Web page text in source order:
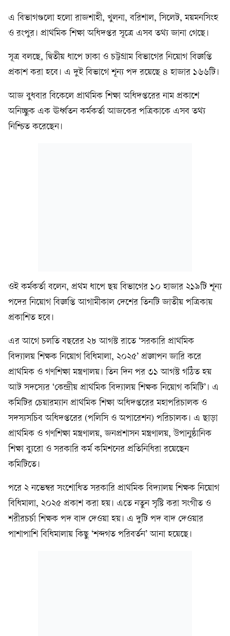
এ বিভাগগুলো হলো রাজশাহী, খুলনা, বরিশাল, সিলেট, ময়মনসিংহ
ও রংপুর। প্রাথমিক শিক্ষা অধিদপ্তর সূত্রে এসব তথ্য জানা গেছে।
সূত্র বলছে, দ্বিতীয় ধাপে ঢাকা ও চট্টগ্রাম বিভাগের নিয়োগ বিজ্ঞপ্তি
প্রকাশ করা হবে। এ দুই বিভাগে শূন্য পদ রয়েছে ৪ হাজার ১৬৬টি।
আজ বুধবার বিকেলে প্রাথমিক শিক্ষা অধিদপ্তরের নাম প্রকাশে
অনিচ্ছুক এক ঊর্ধ্বতন কর্মকর্তা আজকের পত্রিকাকে এসব তথ্য
নিশ্চিত করেছেন।
ওই কর্মকর্তা বলেন, প্রথম ধাপে ছয় বিভাগের ১০ হাজার ২১৯টি শূন্য
পদের নিয়োগ বিজ্ঞপ্তি আগামীকাল দেশের তিনটি জাতীয় পত্রিকায়
প্রকাশিত হবে।
এর আগে চলতি বছরের ২৮ আগস্ট রাতে ‘সরকারি প্রাথমিক
বিদ্যালয় শিক্ষক নিয়োগ বিধিমালা, ২০২৫’ প্রজ্ঞাপন জারি করে
প্রাথমিক ও গণশিক্ষা মন্ত্রণালয়। তিন দিন পর ৩১ আগস্ট গঠিত হয়
আট সদস্যের ‘কেন্দ্রীয় প্রাথমিক বিদ্যালয় শিক্ষক নিয়োগ কমিটি’। এ
কমিটির চেয়ারম্যান প্রাথমিক শিক্ষা অধিদপ্তরের মহাপরিচালক ও
সদস্যসচিব অধিদপ্তরের (পলিসি ও অপারেশন) পরিচালক। এ ছাড়া
প্রাথমিক ও গণশিক্ষা মন্ত্রণালয়, জনপ্রশাসন মন্ত্রণালয়, উপানুষ্ঠানিক
শিক্ষা ব্যুরো ও সরকারি কর্ম কমিশনের প্রতিনিধিরা রয়েছেন
কমিটিতে।
পরে ২ নভেম্বর সংশোধিত সরকারি প্রাথমিক বিদ্যালয় শিক্ষক নিয়োগ
বিধিমালা, ২০২৫ প্রকাশ করা হয়। এতে নতুন সৃষ্টি করা সংগীত ও
শরীরচর্চা শিক্ষক পদ বাদ দেওয়া হয়। এ দুটি পদ বাদ দেওয়ার
পাশাপাশি বিধিমালায় কিছু ‘শব্দগত পরিবর্তন’ আনা হয়েছে।